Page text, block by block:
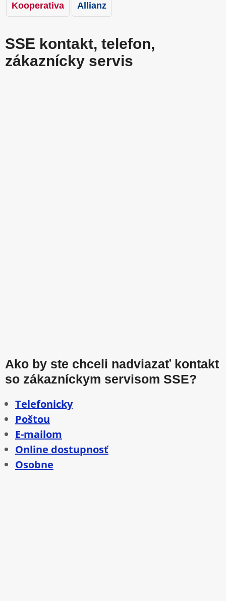
Kooperativa Allianz
SSE kontakt, telefon,
zákaznícky servis
Ako by ste chceli nadviazať kontakt
so zákazníckym servisom SSE?
Telefonicky
Poštou
E-mailom
Online dostupnosť
Osobne